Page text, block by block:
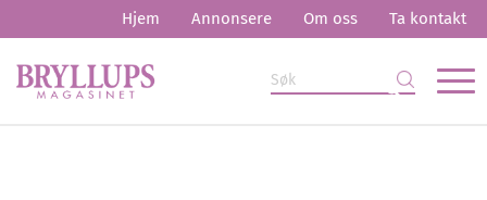
Hjem Annonsere Om oss Ta kontakt